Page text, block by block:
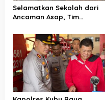
Selamatkan Sekolah dari
Ancaman Asap, Tim
Karhutla di Limbung Kubu
Raya